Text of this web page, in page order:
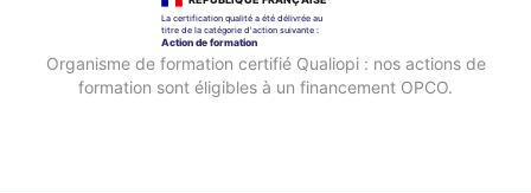
Organisme de formation certifié Qualiopi : nos actions de
formation sont éligibles à un financement OPCO.